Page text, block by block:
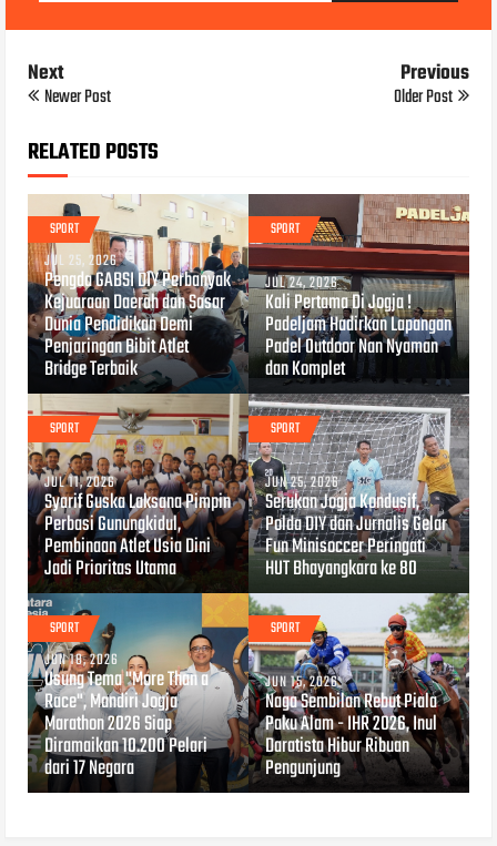
Next
Newer Post
Previous
Older Post
RELATED POSTS
SPORT
JUL 25, 2026
Pengda GABSI DIY Perbanyak
Kejuaraan Daerah dan Sasar
Dunia Pendidikan Demi
Penjaringan Bibit Atlet
Bridge Terbaik
SPORT
JUL 24, 2026
Kali Pertama Di Jogja !
Padeljam Hadirkan Lapangan
Padel Outdoor Nan Nyaman
dan Komplet
SPORT
JUL 11, 2026
Syarif Guska Laksana Pimpin
Perbasi Gunungkidul,
Pembinaan Atlet Usia Dini
Jadi Prioritas Utama
SPORT
JUN 25, 2026
Serukan Jogja Kondusif,
Polda DIY dan Jurnalis Gelar
Fun Minisoccer Peringati
HUT Bhayangkara ke 80
SPORT
JUN 18, 2026
Usung Tema "More Than a
Race", Mandiri Jogja
Marathon 2026 Siap
Diramaikan 10.200 Pelari
dari 17 Negara
SPORT
JUN 15, 2026
Naga Sembilan Rebut Piala
Paku Alam - IHR 2026, Inul
Daratista Hibur Ribuan
Pengunjung